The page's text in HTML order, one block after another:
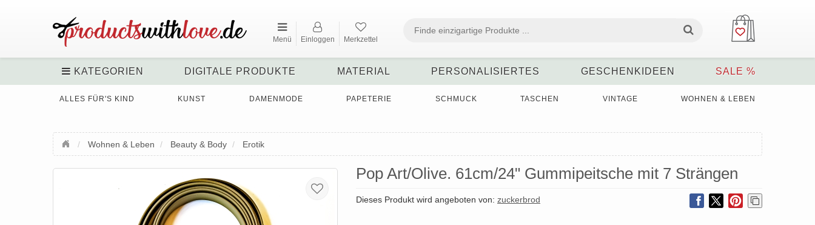
Menü Einloggen Merkzettel
KATEGORIEN DIGITALE PRODUKTE MATERIAL PERSONALISIERTES GESCHENKIDEEN SALE %
ALLES FÜR'S KIND KUNST DAMENMODE PAPETERIE SCHMUCK TASCHEN VINTAGE WOHNEN & LEBEN
Wohnen & Leben Beauty & Body Erotik
Pop Art/Olive. 61cm/24" Gummipeitsche mit 7 Strängen
Dieses Produkt wird angeboten von: zuckerbrod